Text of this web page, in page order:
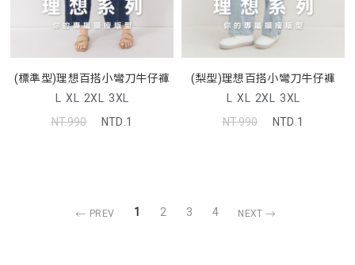
(標準型)理想百搭小彎刀牛仔褲
L XL 2XL 3XL
NT.990
NTD.1
(梨型)理想百搭小彎刀牛仔褲
L XL 2XL 3XL
NT.990
NTD.1
PREV 1 2 3 4 NEXT